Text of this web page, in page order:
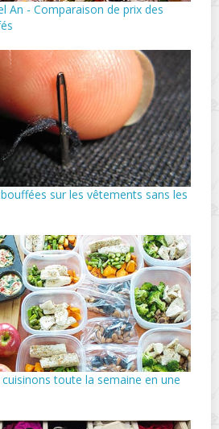
An - Comparaison de prix des
sur les vêtements sans les
toute la semaine en une